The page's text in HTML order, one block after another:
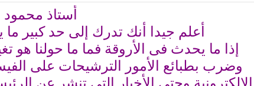
أستاذ محمود
أعلم جيدا أنك تدرك إلى حد كبير
إذا ما يحدث فى الأروقة فما ما حولنا هو
وضرب بطبائع الأمور الترشيحات على